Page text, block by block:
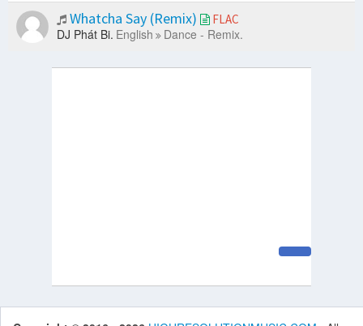
Whatcha Say (Remix) FLAC
DJ Phát Bi. English Dance - Remix.